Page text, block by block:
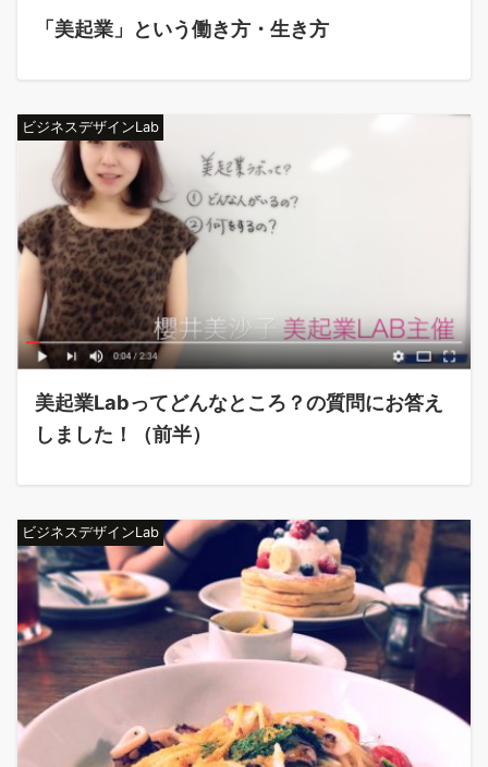
「美起業」という働き方・生き方
ビジネスデザインLab
美起業Labってどんなところ？の質問にお答え
しました！（前半）
ビジネスデザインLab